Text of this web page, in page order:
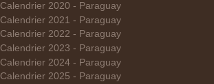
Calendrier 2020 - Paraguay
Calendrier 2021 - Paraguay
Calendrier 2022 - Paraguay
Calendrier 2023 - Paraguay
Calendrier 2024 - Paraguay
Calendrier 2025 - Paraguay